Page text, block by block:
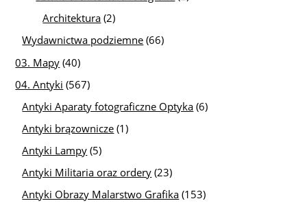
Architektura (2)
Wydawnictwa podziemne (66)
03. Mapy (40)
04. Antyki (567)
Antyki Aparaty fotograficzne Optyka (6)
Antyki brązownicze (1)
Antyki Lampy (5)
Antyki Militaria oraz ordery (23)
Antyki Obrazy Malarstwo Grafika (153)